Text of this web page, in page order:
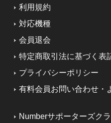
利用規約
対応機種
会員退会
特定商取引法に基づく表
プライバシーポリシー
有料会員お問い合わせ・
Numberサポーターズク